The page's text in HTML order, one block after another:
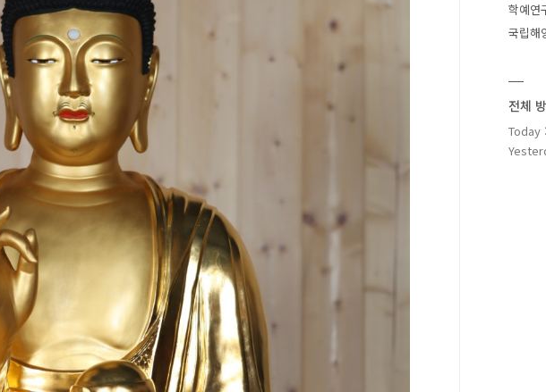
학예연
국립해
전체
Today :